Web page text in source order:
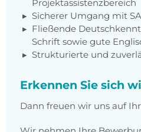
Projektassistenzbereich
Sicherer Umgang mit
Fließende
Schrift sowie gute
Strukturierte und
Erkennen Sie sich
Dann freuen wir uns auf